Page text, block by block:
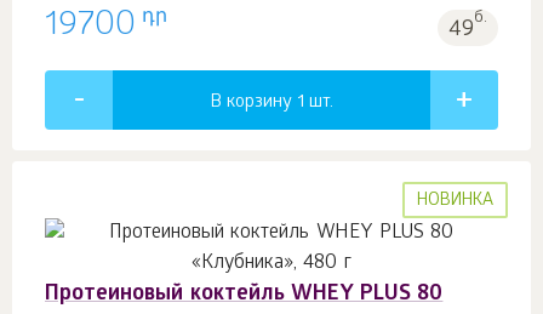
19700 դր 49б.
В корзину 1 шт.
НОВИНКА
Протеиновый коктейль WHEY PLUS 80